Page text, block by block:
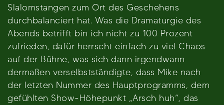
Slalomstangen zum Ort des Geschehens
durchbalanciert hat. Was die Dramaturgie des
Abends betrifft bin ich nicht zu 100 Prozent
zufrieden, dafür herrscht einfach zu viel Chaos
auf der Bühne, was sich dann irgendwann
dermaßen verselbstständigte, dass Mike nach
der letzten Nummer des Hauptprogramms, dem
gefühlten Show-Höhepunkt „Arsch huh“, das